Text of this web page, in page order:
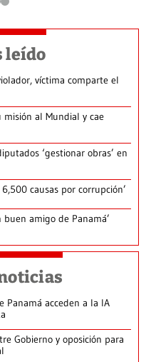
leído
víctima comparte el
misión al Mundial y cae
‘gestionar obras’ en
causas por corrupción’
amigo de Panamá’
Panamá acceden a la IA
Gobierno y oposición para